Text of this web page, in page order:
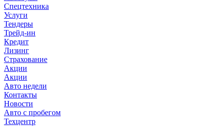
Спецтехника
Услуги
Тендеры
Трейд-ин
Кредит
Лизинг
Страхование
Акции
Акции
Авто недели
Контакты
Новости
Авто с пробегом
Техцентр